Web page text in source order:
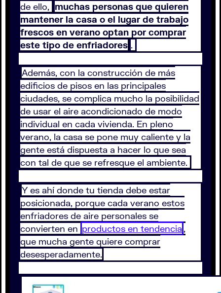
de ello, muchas personas que quieren
mantener la casa o el lugar de trabajo
frescos en verano optan por comprar
este tipo de enfriadores .
Además, con la construcción de más
edificios de pisos en las principales
ciudades, se complica mucho la posibilidad
de usar el aire acondicionado de modo
individual en cada vivienda. En pleno
verano, la casa se pone muy caliente y la
gente está dispuesta a hacer lo que sea
con tal de que se refresque el ambiente.
Y es ahí donde tu tienda debe estar
posicionada, porque cada verano estos
enfriadores de aire personales se
convierten en productos en tendencia ,
que mucha gente quiere comprar
desesperadamente.